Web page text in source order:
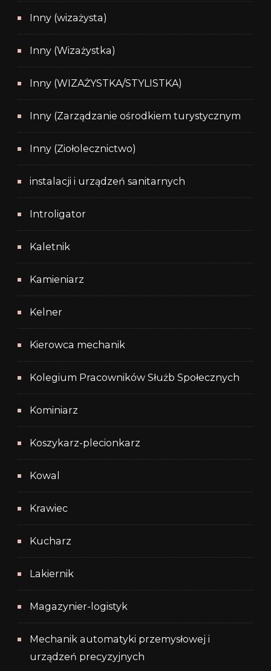
Inny (wizażysta)
Inny (Wizażystka)
Inny (WIZAŻYSTKA/STYLISTKA)
Inny (Zarządzanie ośrodkiem turystycznym
Inny (Ziołolecznictwo)
instalacji i urządzeń sanitarnych
Introligator
Kaletnik
Kamieniarz
Kelner
Kierowca mechanik
Kolegium Pracowników Służb Społecznych
Kominiarz
Koszykarz-plecionkarz
Kowal
Krawiec
Kucharz
Lakiernik
Magazynier-logistyk
Mechanik automatyki przemysłowej i
urządzeń precyzyjnych